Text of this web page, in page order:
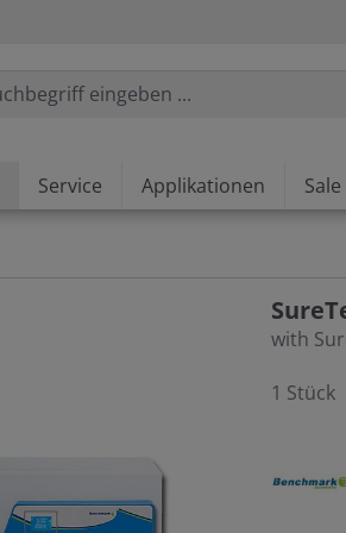
Service Applikationen Sale
with
1 Stück